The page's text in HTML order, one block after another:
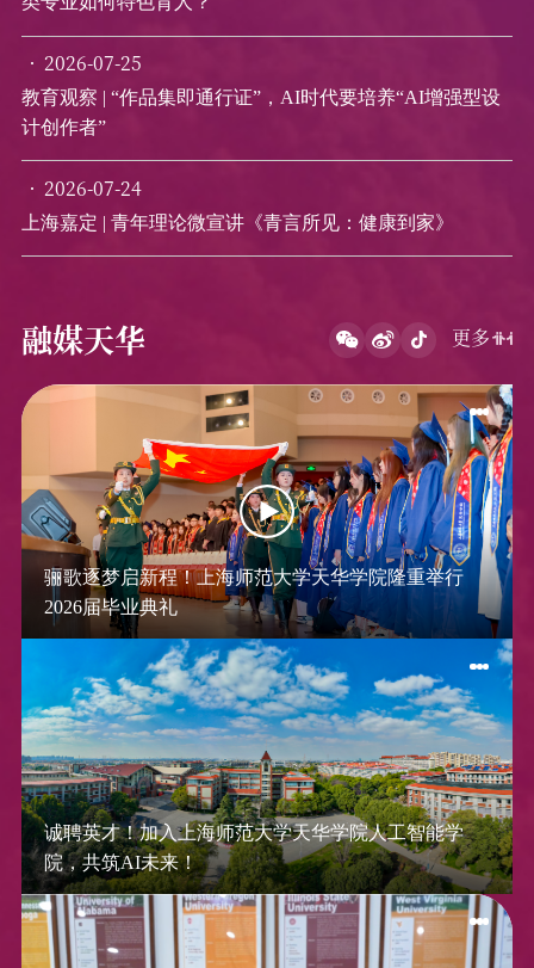
2026-07-25
教育观察 | “作品集即通行证”，AI时代要培养“AI增强型设
计创作者”
2026-07-24
上海嘉定 | 青年理论微宣讲《青言所见：健康到家》
融媒天华 更多
骊歌逐梦启新程！上海师范大学天华学院隆重举行
2026届毕业典礼
诚聘英才！加入上海师范大学天华学院人工智能学
院，共筑AI未来！